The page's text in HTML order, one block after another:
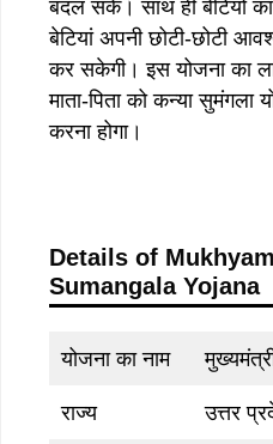
बदल सकें। साथ ही बेटियों
बेटियां अपनी छोटी-छोटी
कर सकेगी। इस योजना का
माता-पिता को कन्या
करना होगा।
Details of
Sumangala Yojana
योजना का नाम
राज्य उत्तर